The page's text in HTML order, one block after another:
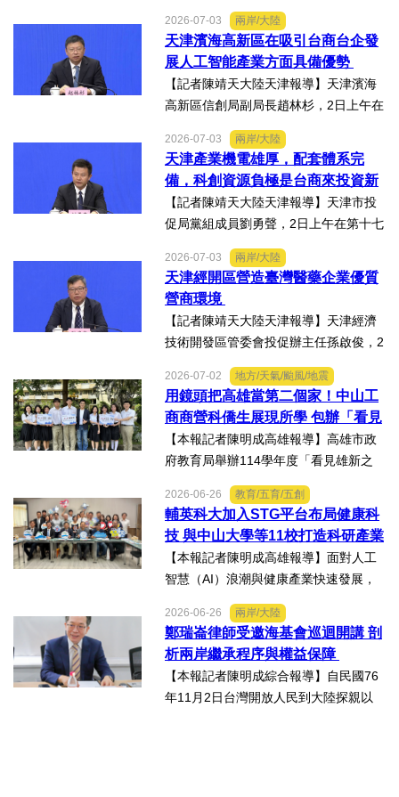
第十七屆津台投資合作洽談會新聞發佈
會上表示，津台投資合作洽談會，從200
8年至今已成功舉辦16屆，津台會已成為
兩岸重要的經貿交流合...
2026-07-03 兩岸/大陸
天津濱海高新區在吸引台商台企發
展人工智能產業方面具備優勢
【記者陳靖天大陸天津報導】天津濱海
高新區信創局副局長趙林杉，2日上午在
第十七屆津台投資合作洽談會新聞發佈
會上，針對吸引臺商臺企來津發展人工
智能產業方面具備優勢表示，高新區作
為國家自主創新示範區，也...
2026-07-03 兩岸/大陸
天津產業機電雄厚，配套體系完
備，科創資源負極是台商來投資新
業的理想沃土
【記者陳靖天大陸天津報導】天津市投
促局黨組成員劉勇聲，2日上午在第十七
屆津台投資合作洽談會新聞發佈會上回
答記者提問關於天津在產業發展方面有
哪些突出優勢，目前台資企業在天津的
融合情況，未來還有哪些...
2026-07-03 兩岸/大陸
天津經開區營造臺灣醫藥企業優質
營商環境
【記者陳靖天大陸天津報導】天津經濟
技術開發區管委會投促辦主任孫啟俊，2
日上午在第十七屆津台投資合作洽談會
新聞發佈會上，說明天津市作為北方生
物醫藥產業高地，天津經開區能為臺灣
醫藥大健康行業的創業者和...
2026-07-02 地方/天氣/颱風/地震
用鏡頭把高雄當第二個家！中山工
商商營科僑生展現所學 包辦「看見
雄新之光」創意短片前三名
【本報記者陳明成高雄報導】高雄市政
府教育局舉辦114學年度「看見雄新之
光」創意短片競賽，中山工商商業經營
科建教僑生專班學生囊括高中職組前三
名。李昱平校長表示，來自泰國、印尼
及越南僑生，以異國的獨特視...
2026-06-26 教育/五育/五創
輔英科大加入STG平台布局健康科
技 與中山大學等11校打造科研產業
生態圈
【本報記者陳明成高雄報導】面對人工
智慧（AI）浪潮與健康產業快速發展，
由國立中山大學領軍成立的「STG南臺
灣科研產業化平台」，再擴大跨校科研
合作版圖，與輔英科技大學簽署合作備
忘錄（MOU），並共同為「廠...
2026-06-26 兩岸/大陸
鄭瑞崙律師受邀海基會巡迴開講 剖
析兩岸繼承程序與權益保障
【本報記者陳明成綜合報導】自民國76
年11月2日台灣開放人民到大陸探親以